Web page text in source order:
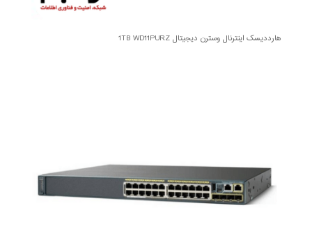
هارددیسک اینترنال وسترن دیجیتال 1TB WD11PURZ